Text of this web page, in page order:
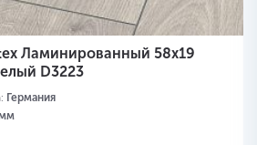
Ламинированный 58х19
D3223
Германия